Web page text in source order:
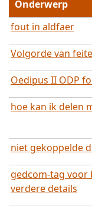
Onderwerp
fout in aldfaer
Volgorde van
Oedipus II ODP
hoe kan ik delen
niet gekoppelde
gedcom-tag voor
verdere details